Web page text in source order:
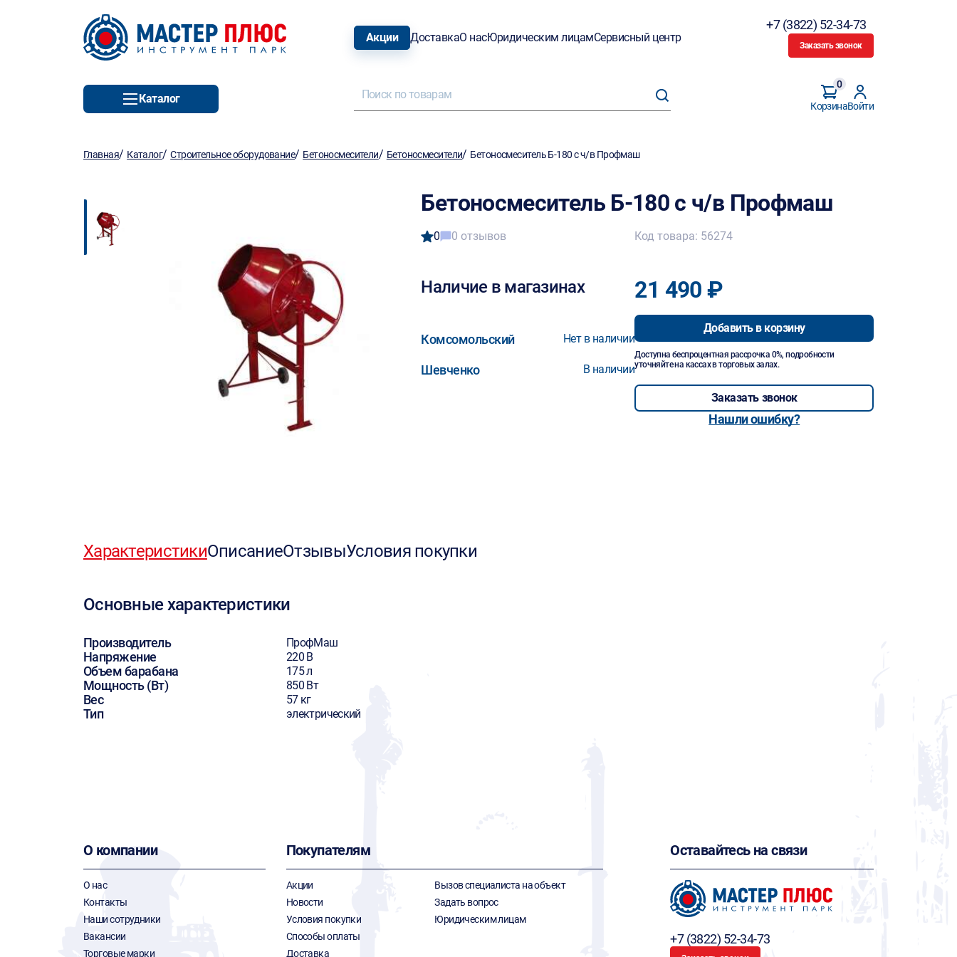
Акции ДоставкаО насЮридическим лицамСервисный центр
+7 (3822) 52-34-73
Заказать звонок
Каталог
Корзина
0
Войти
Главная/ Каталог/Строительное оборудование/ Бетоносмесители/ Бетоносмесители/ Бетоносмеситель Б-180 с ч/в Профмаш
Бетоносмеситель Б-180 с ч/в Профмаш
0 0 отзывов
Наличие в магазинах
Комсомольский Нет в наличии
Шевченко В наличии
Код товара: 56274
21 490 ₽
Добавить в корзину
Доступна беспроцентная рассрочка 0%, подробности
уточняйте на кассах в торговых залах.
Заказать звонок
Нашли ошибку?
ХарактеристикиОписаниеОтзывыУсловия покупки
Основные характеристики
Производитель ПрофМаш
Напряжение 220 В
Объем барабана 175 л
Мощность (Вт) 850 Вт
Вес 57 кг
Тип электрический
О компании
О нас
Контакты
Наши сотрудники
Вакансии
Торговые марки
Покупателям
Акции
Новости
Условия покупки
Способы оплаты
Доставка
Вызов специалиста на объект
Задать вопрос
Юридическим лицам
Оставайтесь на связи
+7 (3822) 52-34-73